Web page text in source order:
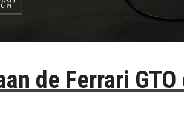
de Ferrari GTO